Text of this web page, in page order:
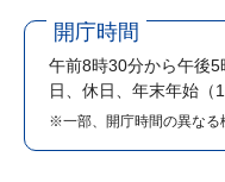
開庁時間
午前8時30分から午後5
日、休日、年末年始（
※一部、開庁時間の異なる